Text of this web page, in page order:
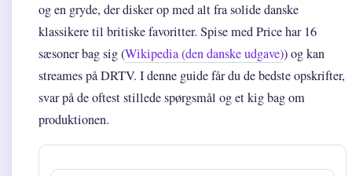
og en gryde, der disker op med alt fra solide danske
klassikere til britiske favoritter. Spise med Price har 16
sæsoner bag sig (Wikipedia (den danske udgave)) og kan
streames på DRTV. I denne guide får du de bedste opskrifter,
svar på de oftest stillede spørgsmål og et kig bag om
produktionen.